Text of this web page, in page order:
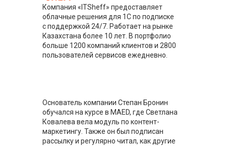
Компания «ITSheff» предоставляет
облачные решения для 1С по подписке
c поддержкой 24/7. Работает на рынке
Казахстана более 10 лет. В портфолио
больше 1200 компаний клиентов и 2800
пользователей сервисов ежедневно.
Основатель компании Степан Бронин
обучался на курсе в MAED, где Светлана
Ковалева вела модуль по контент-
маркетингу. Также он был подписан
рассылку и регулярно читал, как другие